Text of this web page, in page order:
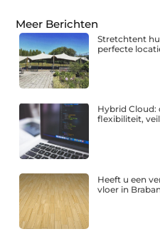
Meer Berichten
Stretchtent
perfecte
Hybrid Cloud:
flexibiliteit,
Heeft u een
vloer in